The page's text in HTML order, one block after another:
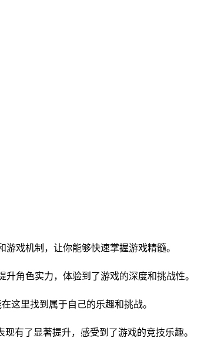
戏机制，让你能够快速掌握游戏精髓。
角色实力，体验到了游戏的深度和挑战性。
这里找到属于自己的乐趣和挑战。
有了显著提升，感受到了游戏的竞技乐趣。